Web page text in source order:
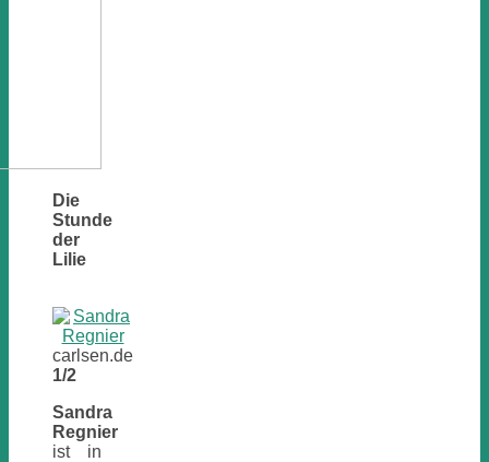
Die
Stunde
der
Lilie
carlsen.de
1/2
Sandra
Regnier
ist in